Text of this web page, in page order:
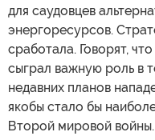
для саудовцев
энергоресурсов.
сработала. Говорят,
сыграл важную роль в
недавних планов
якобы стало бы
Второй мировой войны.